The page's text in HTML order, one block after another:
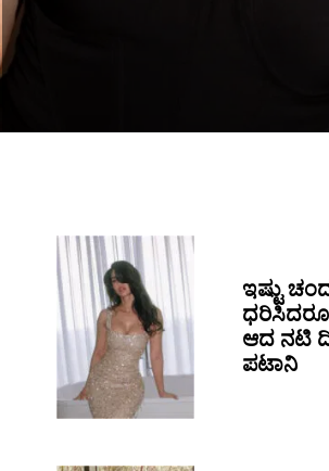
ಇಷ್ಟು
ಆದ ನಟಿ
ಪಟಾನಿ